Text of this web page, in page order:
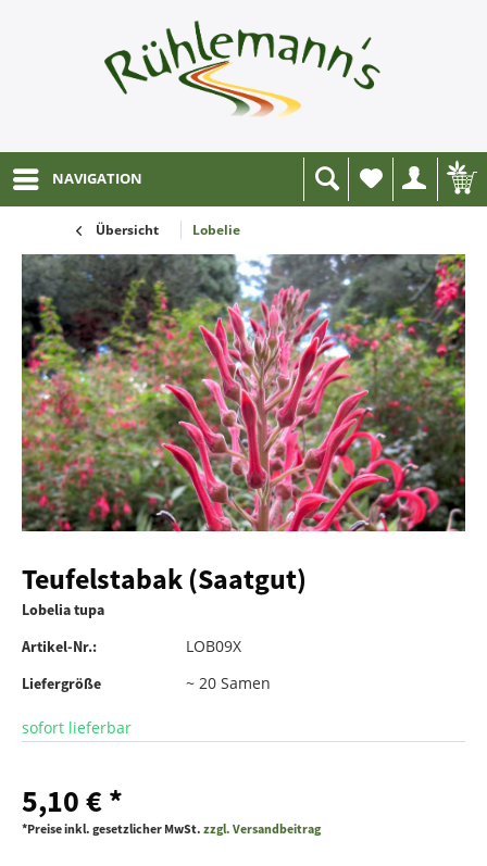
NAVIGATION
Wunschliste
Übersicht Lobelie
Teufelstabak (Saatgut)
Lobelia tupa
Artikel-Nr.:
LOB09X
Liefergröße ~ 20 Samen
sofort lieferbar
5,10 € *
*Preise inkl. gesetzlicher MwSt. zzgl. Versandbeitrag